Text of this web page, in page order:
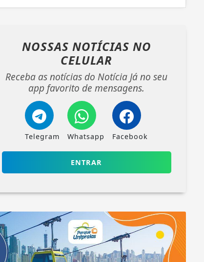
NOSSAS NOTÍCIAS NO
CELULAR
Receba as notícias do Notícia Já no seu
app favorito de mensagens.
Telegram Whatsapp Facebook
ENTRAR